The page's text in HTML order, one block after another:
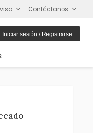
Contáctanos
Iniciar sesión / Registrarse